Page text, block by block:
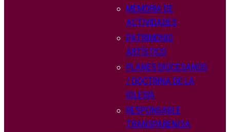
MEMORIA DE
ACTIVIDADES
PATRIMONIO
ARTÍSTICO
PLANES DIOCESANOS
/ DOCTRINA DE LA
IGLESIA
RESPONSABLE
TRANSPARENCIA